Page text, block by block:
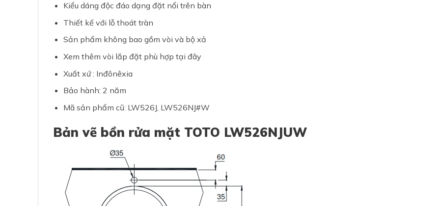
Kiểu dáng độc đáo dạng đặt nổi trên bàn
Thiết kế với lỗ thoát tràn
Sản phẩm không bao gồm vòi và bộ xả
Xem thêm vòi lắp đặt phù hợp tại đây
Xuất xứ : Inđônêxia
Bảo hành: 2 năm
Mã sản phẩm cũ: LW526J, LW526NJ#W
Bản vẽ bồn rửa mặt TOTO LW526NJUW